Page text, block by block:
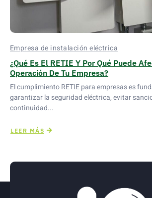
Empresa de instalación eléctrica
¿Qué Es El RETIE Y Por Qué Puede
Operación De Tu Empresa?
El cumplimiento RETIE para empresas es
garantizar la seguridad eléctrica, evitar
continuidad...
LEER MÁS